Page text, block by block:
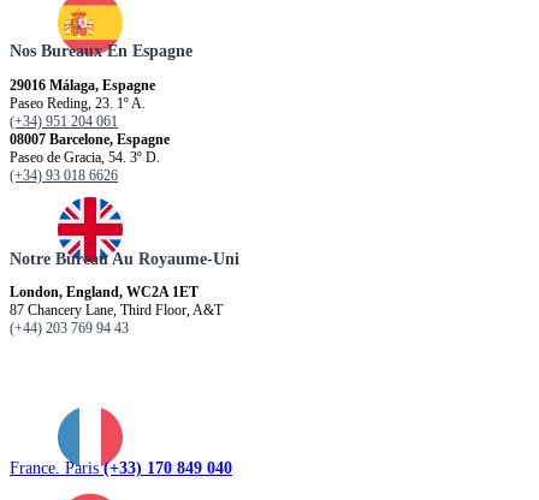
Nos Bureaux En Espagne
29016 Málaga, Espagne
Paseo Reding, 23. 1º A.
(+34) 951 204 061
08007 Barcelone, Espagne
Paseo de Gracia, 54. 3º D.
(+34) 93 018 6626
Notre Bureau Au Royaume-Uni
London, England, WC2A 1ET
87 Chancery Lane, Third Floor, A&T
(+44) 203 769 94 43
France. Paris(+33) 170 849 040